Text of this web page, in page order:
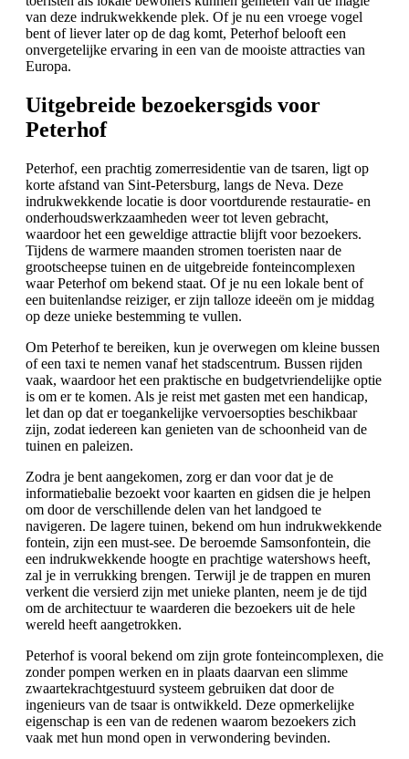
van deze indrukwekkende plek. Of je nu een vroege vogel
bent of liever later op de dag komt, Peterhof belooft een
onvergetelijke ervaring in een van de mooiste attracties van
Europa.
Uitgebreide bezoekersgids voor
Peterhof
Peterhof, een prachtig zomerresidentie van de tsaren, ligt op
korte afstand van Sint-Petersburg, langs de Neva. Deze
indrukwekkende locatie is door voortdurende restauratie- en
onderhoudswerkzaamheden weer tot leven gebracht,
waardoor het een geweldige attractie blijft voor bezoekers.
Tijdens de warmere maanden stromen toeristen naar de
grootscheepse tuinen en de uitgebreide fonteincomplexen
waar Peterhof om bekend staat. Of je nu een lokale bent of
een buitenlandse reiziger, er zijn talloze ideeën om je middag
op deze unieke bestemming te vullen.
Om Peterhof te bereiken, kun je overwegen om kleine bussen
of een taxi te nemen vanaf het stadscentrum. Bussen rijden
vaak, waardoor het een praktische en budgetvriendelijke optie
is om er te komen. Als je reist met gasten met een handicap,
let dan op dat er toegankelijke vervoersopties beschikbaar
zijn, zodat iedereen kan genieten van de schoonheid van de
tuinen en paleizen.
Zodra je bent aangekomen, zorg er dan voor dat je de
informatiebalie bezoekt voor kaarten en gidsen die je helpen
om door de verschillende delen van het landgoed te
navigeren. De lagere tuinen, bekend om hun indrukwekkende
fontein, zijn een must-see. De beroemde Samsonfontein, die
een indrukwekkende hoogte en prachtige watershows heeft,
zal je in verrukking brengen. Terwijl je de trappen en muren
verkent die versierd zijn met unieke planten, neem je de tijd
om de architectuur te waarderen die bezoekers uit de hele
wereld heeft aangetrokken.
Peterhof is vooral bekend om zijn grote fonteincomplexen, die
zonder pompen werken en in plaats daarvan een slimme
zwaartekrachtgestuurd systeem gebruiken dat door de
ingenieurs van de tsaar is ontwikkeld. Deze opmerkelijke
eigenschap is een van de redenen waarom bezoekers zich
vaak met hun mond open in verwondering bevinden.